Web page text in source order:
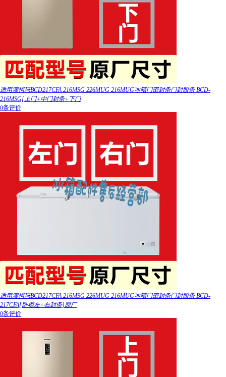
适用澳柯玛BCD217CFA 216MSG 226MUG 216MUG冰箱门密封条门封胶条 BCD-
216MSG[上门+中门封条+下门
0条评价
适用澳柯玛BCD217CFA 216MSG 226MUG 216MUG冰箱门密封条门封胶条 BCD-
217CFA[卧柜左+右封条]原厂
0条评价